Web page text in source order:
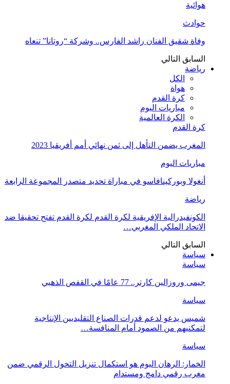
هوائية
حوادث
وفاة شقيق الفنان راشد الفارس.. وشركة “روتانا” تنعاه
السابق التالي
رياضة
الكل
هواة
كرة القدم
مباريات اليوم
الكرة العالمية
كرة القدم
المغرب يضمن التأهل إلى ثمن نهائي أمم أفريقيا 2023
مباريات اليوم
أنغولا وبوركينافاسو في مباراة تحديد متصدر المجموعة الرابعة
رياضة
الكونفيدرالية الإفريقية لكرة القدم لكرة القدم تفتح تحقيقا ضد
الاتحاد الملكي المغربي…
السابق التالي
سياسة
سياسة
جيمى وروزالين كارتر.. 77 عامًا في القفص الذهبي
سياسة
شميس يدعو لدعم قدرات الصناع التقليديين الإنتاجية
لتمكنيهم من الصمود أمام المنافسة…
سياسة
الخمار: الرهان اليوم هو استكمال تنزيل التحول الرقمي ضمن
مغرب رقمي دامج ومستدام